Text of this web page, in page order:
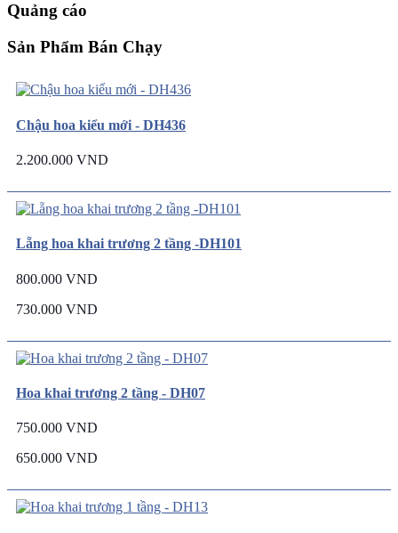
Quảng cáo
Sản Phẩm Bán Chạy
Chậu hoa kiểu mới - DH436
2.200.000 VND
Lẵng hoa khai trương 2 tầng -DH101
800.000 VND
730.000 VND
Hoa khai trương 2 tầng - DH07
750.000 VND
650.000 VND